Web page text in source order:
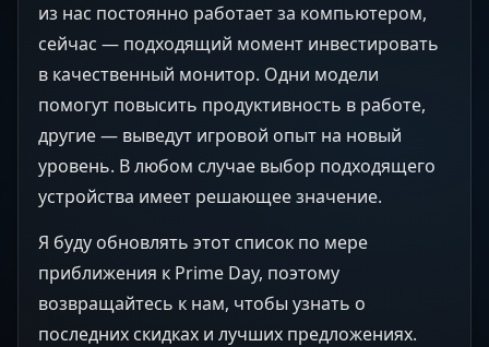
из нас постоянно работает за компьютером,
сейчас — подходящий момент инвестировать
в качественный монитор. Одни модели
помогут повысить продуктивность в работе,
другие — выведут игровой опыт на новый
уровень. В любом случае выбор подходящего
устройства имеет решающее значение.
Я буду обновлять этот список по мере
приближения к Prime Day, поэтому
возвращайтесь к нам, чтобы узнать о
последних скидках и лучших предложениях.